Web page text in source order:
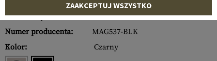
Numer artykułu:
10503206000
Numer producenta:
MAG537-BLK
Kolor:
Czarny
ZAAKCEPTUJ WSZYSTKO